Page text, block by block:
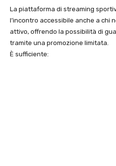
La piattaforma di streaming
l’incontro accessibile anche a chi
attivo, offrendo la possibilità di
tramite una promozione limitata.
È sufficiente: